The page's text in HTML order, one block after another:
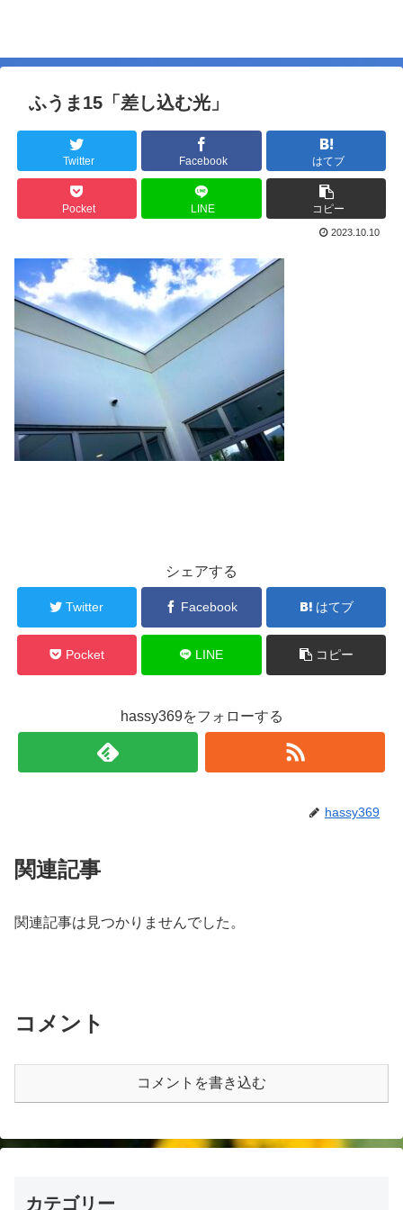
ふうま15「差し込む光」
Twitter Facebook はてブ
Pocket LINE コピー
2023.10.10
シェアする
Twitter Facebook はてブ
Pocket LINE コピー
hassy369をフォローする
hassy369
関連記事
関連記事は見つかりませんでした。
コメント
コメントを書き込む
カテゴリー